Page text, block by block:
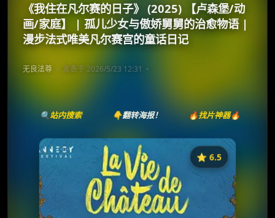
《我住在凡尔赛的日子》 (2025) 【卢森堡/动
画/家庭】 | 孤儿少女与傲娇舅舅的治愈物语 |
漫步法式唯美凡尔赛宫的童话日记
无良法尊 发表于 2026/5/23 12:31
🔍站内搜索 👇翻转海报！ 🔥找片神器🔥
⭐️ 6.5
《我住在凡尔赛的日子》
⭐
⭐️ 评分：6.5 | 🎬 2025年